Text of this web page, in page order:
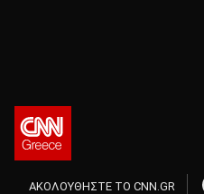
ΑΚΟΛΟΥΘΗΣΤΕ ΤΟ CNN.GR